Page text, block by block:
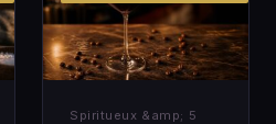
Spiritueux &amp; 5